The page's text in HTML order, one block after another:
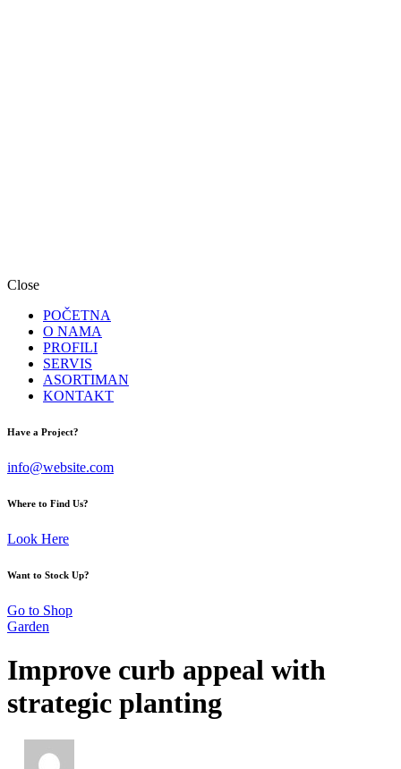
Close
POČETNA
O NAMA
PROFILI
SERVIS
ASORTIMAN
KONTAKT
facebook-
instagram
Have a Project?
info@website.com
Where to Find Us?
Look Here
Want to Stock Up?
Go to Shop
Garden
Improve curb appeal with
strategic planting